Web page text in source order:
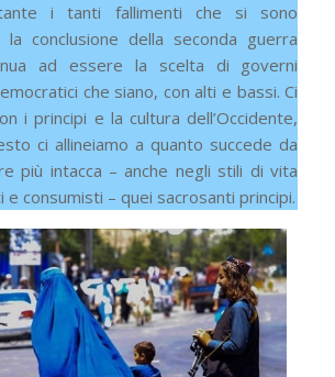
i tanti fallimenti che si sono
conclusione della seconda guerra
ad essere la scelta di governi
che siano, con alti e bassi. Ci
i principi e la cultura dell’Occidente,
ci allineiamo a quanto succede da
più intacca – anche negli stili di vita
e consumisti – quei sacrosanti principi.